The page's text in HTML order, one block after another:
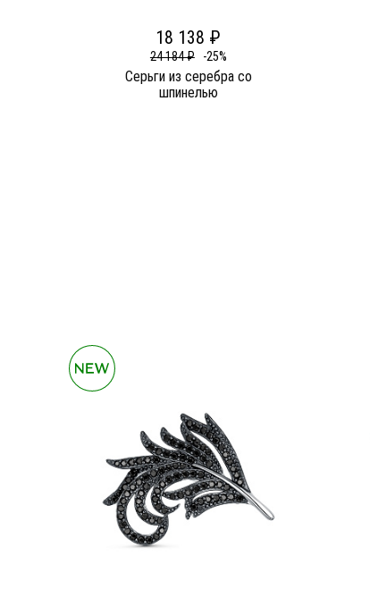
18 138 ₽
24 184 ₽ -25%
Серьги из серебра со
шпинелью